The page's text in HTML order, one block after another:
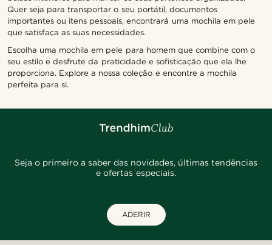
Quer seja para transportar o seu portátil, documentos
importantes ou itens pessoais, encontrará uma mochila em pele
que satisfaça as suas necessidades.
Escolha uma mochila em pele para homem que combine com o
seu estilo e desfrute da praticidade e sofisticação que ela lhe
proporciona. Explore a nossa coleção e encontre a mochila
perfeita para si.
Seja o primeiro a saber das novidades, últimas tendências
e ofertas especiais.
ADERIR